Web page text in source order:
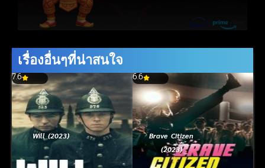
เรื่องอื่นๆที่น่าสนใจ
7.6
Will (2023)
6.6
Brave Citizen
(2023)